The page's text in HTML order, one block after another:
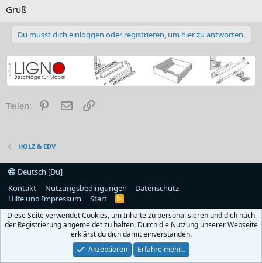
Gruß
Du musst dich einloggen oder registrieren, um hier zu antworten.
Teilen: PinterestE-Mail
HOLZ & EDV
Deutsch [Du]
Kontakt
Nutzungsbedingungen
Datenschutz
Hilfe und Impressum
Start
R
S
Diese Seite verwendet Cookies, um Inhalte zu personalisieren und dich nach
der Registrierung angemeldet zu halten. Durch die Nutzung unserer Webseite
erklärst du dich damit einverstanden.
Akzeptieren
Erfahre mehr…